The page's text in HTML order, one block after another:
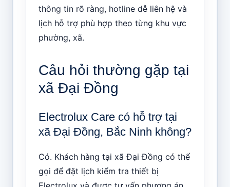
thông tin rõ ràng, hotline dễ liên hệ và
lịch hỗ trợ phù hợp theo từng khu vực
phường, xã.
Câu hỏi thường gặp tại
xã Đại Đồng
Electrolux Care có hỗ trợ tại
xã Đại Đồng, Bắc Ninh không?
Có. Khách hàng tại xã Đại Đồng có thể
gọi để đặt lịch kiểm tra thiết bị